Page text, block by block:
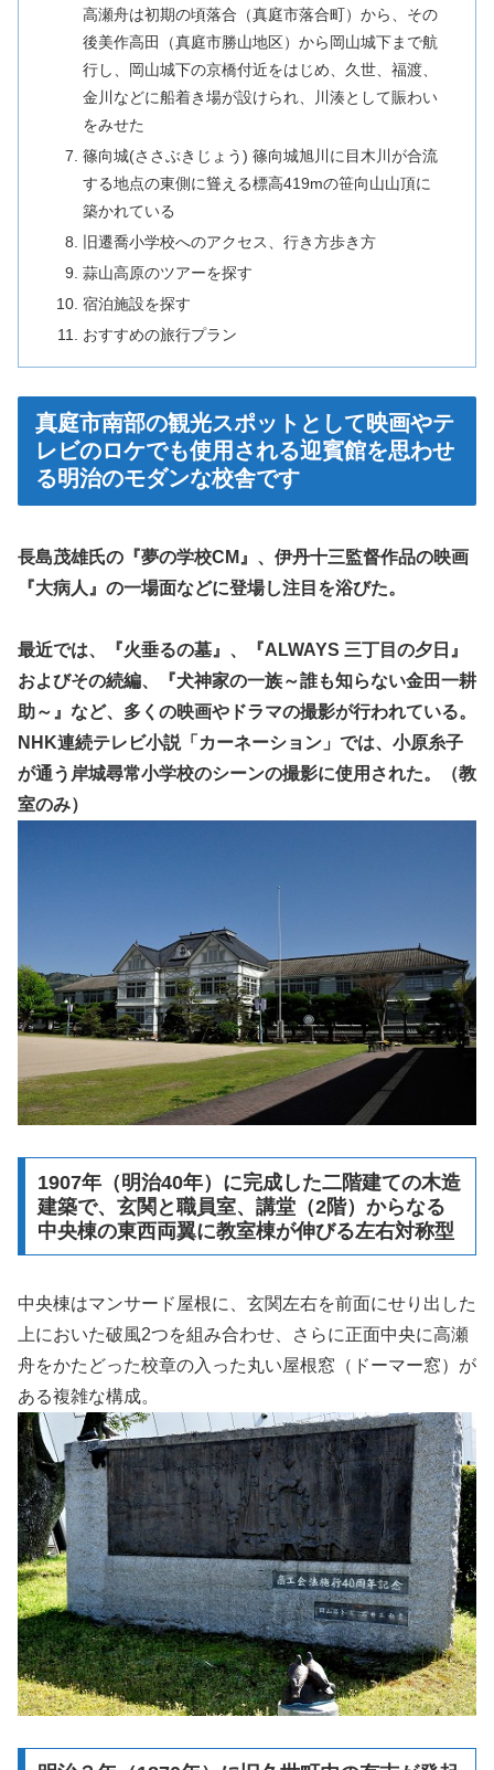
高瀬舟は初期の頃落合（真庭市落合町）から、その
後美作高田（真庭市勝山地区）から岡山城下まで航
行し、岡山城下の京橋付近をはじめ、久世、福渡、
金川などに船着き場が設けられ、川湊として賑わい
をみせた
篠向城(ささぶきじょう) 篠向城旭川に目木川が合流
する地点の東側に聳える標高419mの笹向山山頂に
築かれている
旧遷喬小学校へのアクセス、行き方歩き方
蒜山高原のツアーを探す
宿泊施設を探す
おすすめの旅行プラン
真庭市南部の観光スポットとして映画やテ
レビのロケでも使用される迎賓館を思わせ
る明治のモダンな校舎です
長島茂雄氏の『夢の学校CM』、伊丹十三監督作品の映画
『大病人』の一場面などに登場し注目を浴びた。
最近では、『火垂るの墓』、『ALWAYS 三丁目の夕日』
およびその続編、『犬神家の一族～誰も知らない金田一耕
助～』など、多くの映画やドラマの撮影が行われている。
NHK連続テレビ小説「カーネーション」では、小原糸子
が通う岸城尋常小学校のシーンの撮影に使用された。（教
室のみ）
1907年（明治40年）に完成した二階建ての木造
建築で、玄関と職員室、講堂（2階）からなる
中央棟の東西両翼に教室棟が伸びる左右対称型
中央棟はマンサード屋根に、玄関左右を前面にせり出した
上においた破風2つを組み合わせ、さらに正面中央に高瀬
舟をかたどった校章の入った丸い屋根窓（ドーマー窓）が
ある複雑な構成。